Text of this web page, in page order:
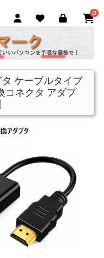
0
ケーブルタイプ
コネクタ アダプ